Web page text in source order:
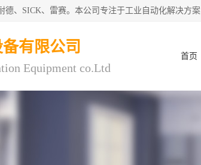
、SICK、雷赛。本公司专注于工业自动化解决方案
有限公司
Equipment co.Ltd
首页